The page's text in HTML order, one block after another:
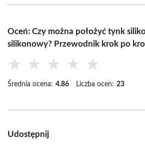
Oceń: Czy można położyć tynk
silikonowy? Przewodnik krok po
★ ★ ★ ★ ★
Średnia ocena: 4.86 Liczba ocen: 23
Udostępnij